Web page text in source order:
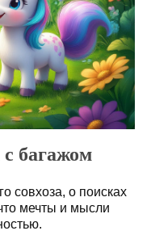
багажом
совхоза, о поисках
мечты и мысли